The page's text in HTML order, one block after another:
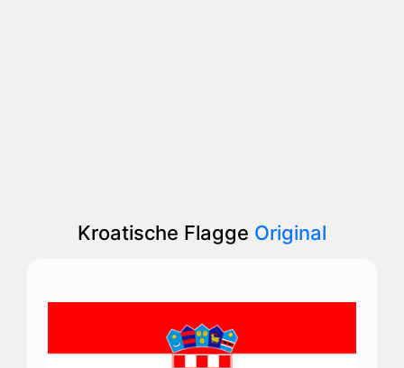
Kroatische Flagge Original